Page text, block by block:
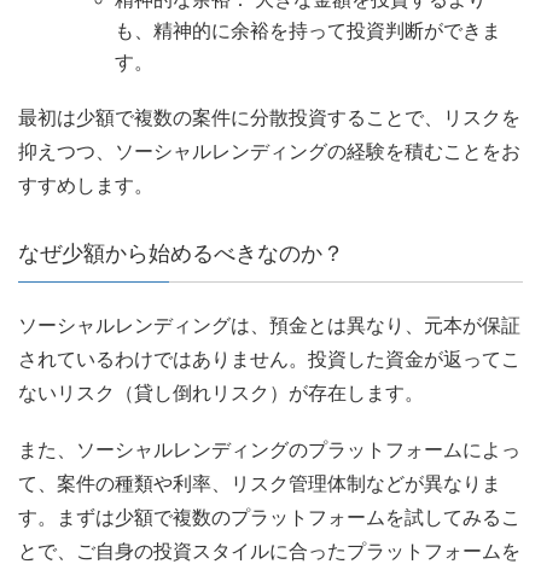
も、精神的に余裕を持って投資判断ができま
す。
最初は少額で複数の案件に分散投資することで、リスクを
抑えつつ、ソーシャルレンディングの経験を積むことをお
すすめします。
なぜ少額から始めるべきなのか？
ソーシャルレンディングは、預金とは異なり、元本が保証
されているわけではありません。投資した資金が返ってこ
ないリスク（貸し倒れリスク）が存在します。
また、ソーシャルレンディングのプラットフォームによっ
て、案件の種類や利率、リスク管理体制などが異なりま
す。まずは少額で複数のプラットフォームを試してみるこ
とで、ご自身の投資スタイルに合ったプラットフォームを